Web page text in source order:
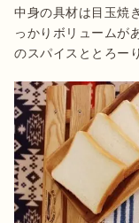
中身の具材は目玉焼
っかりボリュームが
のスパイスととろー